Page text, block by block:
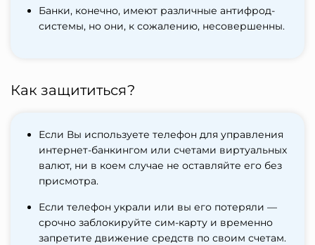
Банки, конечно, имеют различные антифрод-
системы, но они, к сожалению, несовершенны.
Как защититься?
Если Вы используете телефон для управления
интернет-банкингом или счетами виртуальных
валют, ни в коем случае не оставляйте его без
присмотра.
Если телефон украли или вы его потеряли —
срочно заблокируйте сим-карту и временно
запретите движение средств по своим счетам.